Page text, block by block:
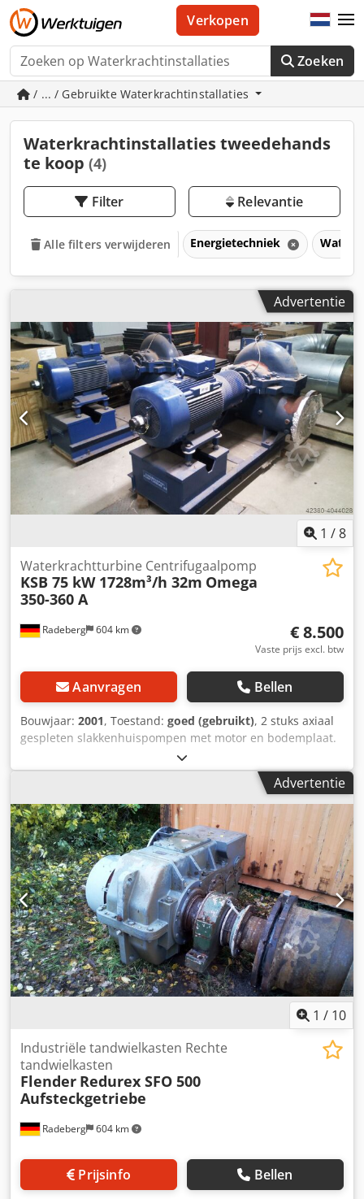
Zoeken
Verkopen
/ ... / Gebruikte Waterkrachtinstallaties
Waterkrachtinstallaties tweedehands
te koop (4)
Filter Relevantie
Alle filters verwijderen Energietechniek
Advertentie
1 /8
Radeberg 604 km
Waterkrachtturbine Centrifugaalpomp
KSB 75 kW 1728m³/h 32m Omega
350-360 A
€ 8.500
Vaste prijs excl. btw
Aanvragen Bellen
Bouwjaar: 2001, Toestand: goed (gebruikt), 2 stuks axiaal
gespleten slakkenhuispompen met motor en bodemplaat.
Laatste toepassing als turbine. !!! Kaart als pomp en als
turbine als foto's !!! Fabrikant: KSB Type: Omega 350-360 A
Leveringspercentage: 1728 m³/h Bezorgingshoofd: 32 m
Snelheid: 1450 rpm Bouwjaar: 2001 Voor turbinebedrijf
Motor: VEM G21R 280 S4 Capaciteit: 75 kW bij ca. 20 meter
opvoerhoogte en 1600m³/h Dodod Nqi Rjpfx Ah Eswa
Spanning: 400 V Voor de werking van de pomp: benodigd
asvermogen: 177 kW benodigde elektromotor: 200 kW
NPSH-waarde: 6,9 Efficiëntie: 85,28%. maximale
bedrijfstemperatuur: 140°C Snelheidssensor: Ja !! Prijs per
stuk !!
Advertentie
1 / 10
Radeberg 604 km
Industriële tandwielkasten Rechte
tandwielkasten
Flender Redurex SFO 500
Aufsteckgetriebe
Prijsinfo Bellen